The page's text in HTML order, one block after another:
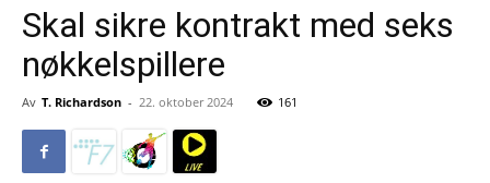
Skal sikre kontrakt med seks
nøkkelspillere
Av T. Richardson - 22. oktober 2024 161